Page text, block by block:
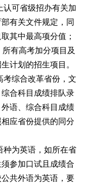
可省级招办有关加
有关文件规定，同
其中最高项分值；
有高考加分项目及
计划的招生项目。
综合改革省份，文
合科目成绩排队录
语、综合科目成绩
应省份提供的同分
为英语，如所在省
参加口试且成绩合
共外语为英语，要